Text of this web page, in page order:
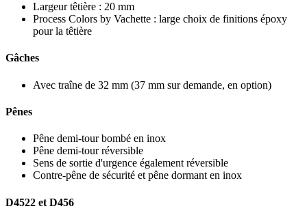
Largeur têtière : 20 mm
Process Colors by Vachette : large choix de finitions époxy
pour la têtière
Gâches
Avec traîne de 32 mm (37 mm sur demande, en option)
Pênes
Pêne demi-tour bombé en inox
Pêne demi-tour réversible
Sens de sortie d'urgence également réversible
Contre-pêne de sécurité et pêne dormant en inox
D4522 et D456